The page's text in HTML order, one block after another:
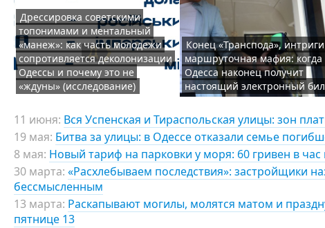
Дрессировка советскими
топонимами и ментальный
«манеж»: как часть молодежи
сопротивляется деколонизации
Одессы и почему это не
«ждуны» (исследование)
Конец «Транспода»,
маршруточная мафия: когда
Одесса наконец получит
настоящий электронный
11 июня: Вся Успенская и Тираспольская улицы: зон
19 мая: Битва за улицы: в Одессе отказали семье
8 мая: Новый тариф на парковки у моря: 60 гривен в
30 марта: «Расхлебываем последствия»: застройщики
бессмысленным
13 марта: Раскапывают могилы, молятся матом и
пятнице 13